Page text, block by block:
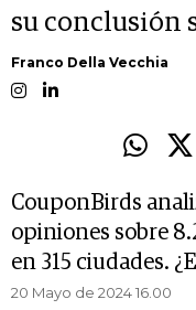
su conclusión
Franco Della Vecchia
CouponBirds
opiniones sobre
en 315 ciudades.
20 Mayo de 2024 16.00